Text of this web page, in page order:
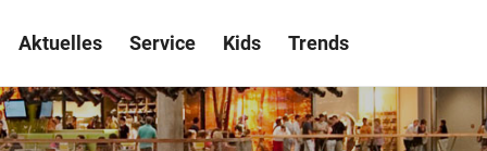
Aktuelles Service Kids Trends